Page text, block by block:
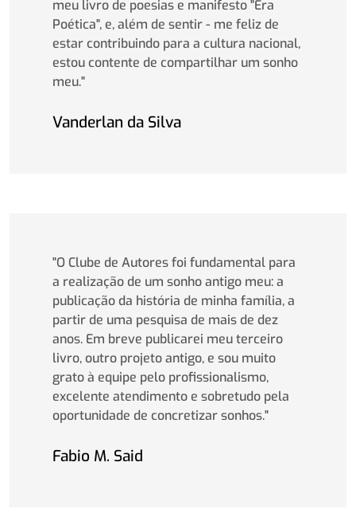
meu livro de poesias e manifesto "Era
Poética", e, além de sentir - me feliz de
estar contribuindo para a cultura nacional,
estou contente de compartilhar um sonho
meu."
Vanderlan da Silva
"O Clube de Autores foi fundamental para
a realização de um sonho antigo meu: a
publicação da história de minha família, a
partir de uma pesquisa de mais de dez
anos. Em breve publicarei meu terceiro
livro, outro projeto antigo, e sou muito
grato à equipe pelo profissionalismo,
excelente atendimento e sobretudo pela
oportunidade de concretizar sonhos."
Fabio M. Said